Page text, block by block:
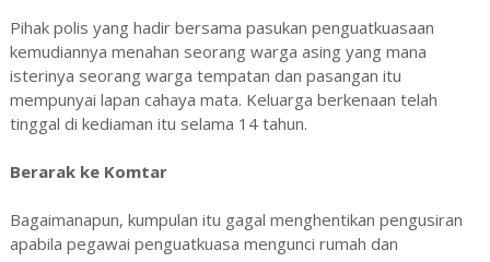
Pihak polis yang hadir bersama pasukan penguatkuasaan
kemudiannya menahan seorang warga asing yang mana
isterinya seorang warga tempatan dan pasangan itu
mempunyai lapan cahaya mata. Keluarga berkenaan telah
tinggal di kediaman itu selama 14 tahun.
Berarak ke Komtar
Bagaimanapun, kumpulan itu gagal menghentikan pengusiran
apabila pegawai penguatkuasa mengunci rumah dan